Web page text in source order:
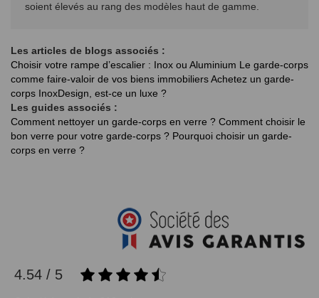
soient élevés au rang des modèles haut de gamme.
Les articles de blogs associés :
Choisir votre rampe d’escalier : Inox ou Aluminium Le garde-corps
comme faire-valoir de vos biens immobiliersAchetez un garde-
corps InoxDesign, est-ce un luxe ?
Les guides associés :
Comment nettoyer un garde-corps en verre ? Comment choisir le
bon verre pour votre garde-corps ? Pourquoi choisir un garde-
corps en verre ?
4.54 / 5